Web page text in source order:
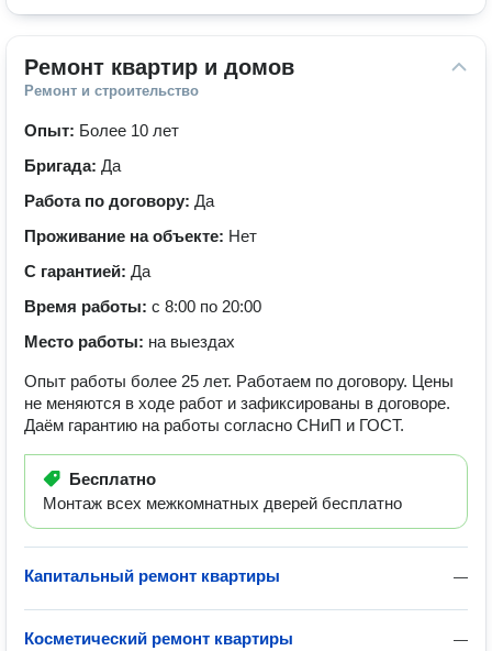
Ремонт квартир и домов
Ремонт и строительство
Опыт: Более 10 лет
Бригада: Да
Работа по договору: Да
Проживание на объекте: Нет
С гарантией: Да
Время работы: с 8:00 по 20:00
Место работы: на выездах
Опыт работы более 25 лет. Работаем по договору. Цены
не меняются в ходе работ и зафиксированы в договоре.
Даём гарантию на работы согласно СНиП и ГОСТ.
Бесплатно
Монтаж всех межкомнатных дверей бесплатно
—
Капитальный ремонт квартиры
—
Косметический ремонт квартиры